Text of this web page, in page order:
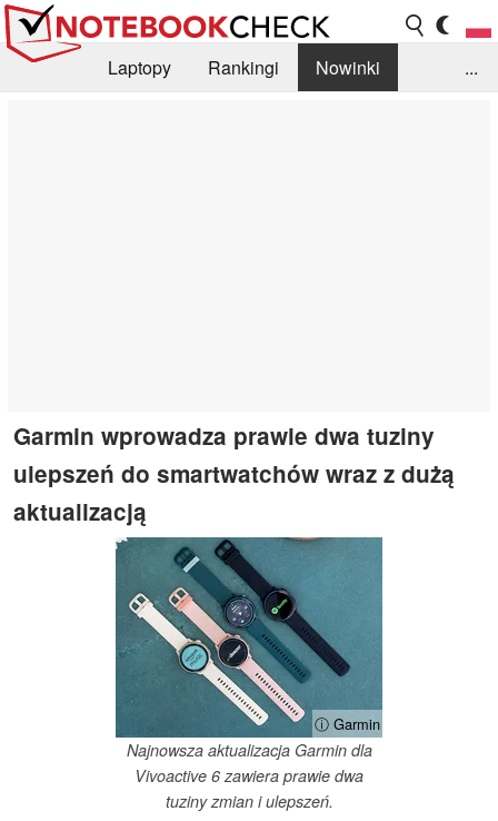
Laptopy Rankingi
Nowinki
...
Garmin wprowadza prawie dwa tuziny
ulepszeń do smartwatchów wraz z dużą
aktualizacją
ⓘ Garmin
Najnowsza aktualizacja Garmin dla
Vivoactive 6 zawiera prawie dwa
tuziny zmian i ulepszeń.